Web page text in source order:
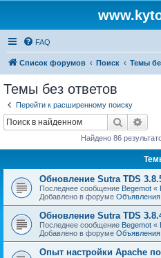
FAQ
Список форумов Поиск Темы
Темы без ответов
Перейти к расширенному поиску
Поиск
Найдено 86
Обновление Sutra TDS
Последнее сообщение Begemot «
Добавлено в форуме Объявления
Обновление Sutra TDS
Последнее сообщение Begemot «
Добавлено в форуме Объявления
Опыт настройки Apache